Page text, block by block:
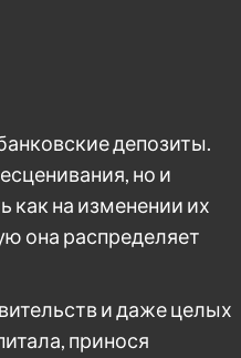
депозиты.
но и
как на изменении их
она распределяет
и даже целых
принося